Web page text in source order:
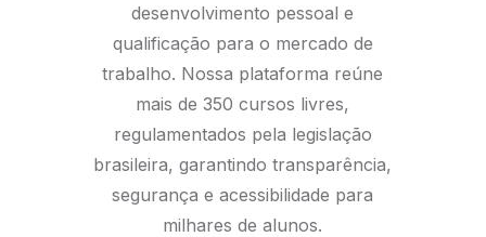
desenvolvimento pessoal e
qualificação para o mercado de
trabalho. Nossa plataforma reúne
mais de 350 cursos livres,
regulamentados pela legislação
brasileira, garantindo transparência,
segurança e acessibilidade para
milhares de alunos.